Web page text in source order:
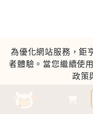
為優化網站服務，鉅
者體驗。當您繼續使
政策